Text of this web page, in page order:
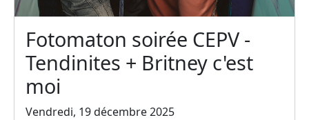
Fotomaton soirée CEPV -
Tendinites + Britney c'est
moi
Vendredi, 19 décembre 2025